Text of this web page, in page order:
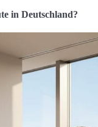
in Deutschland?